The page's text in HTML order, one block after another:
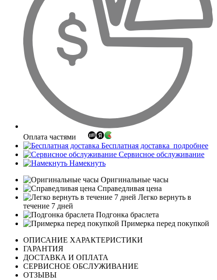
Оплата частями
Бесплатная доставка подробнее
Сервисное обслуживание
Намекнуть
Оригинальные часы
Справедливая цена
Легко вернуть в
течение 7 дней
Подгонка браслета
Примерка перед покупкой
ОПИСАНИЕ ХАРАКТЕРИСТИКИ
ГАРАНТИЯ
ДОСТАВКА И ОПЛАТА
СЕРВИСНОЕ ОБСЛУЖИВАНИЕ
ОТЗЫВЫ